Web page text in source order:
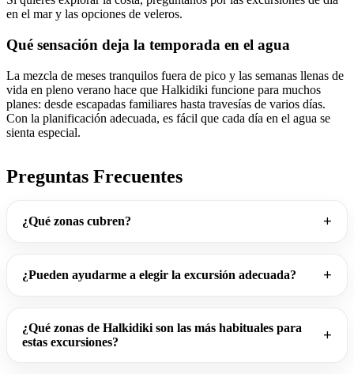
en el mar y las opciones de veleros.
Qué sensación deja la temporada en el agua
La mezcla de meses tranquilos fuera de pico y las semanas llenas de
vida en pleno verano hace que Halkidiki funcione para muchos
planes: desde escapadas familiares hasta travesías de varios días.
Con la planificación adecuada, es fácil que cada día en el agua se
sienta especial.
Preguntas Frecuentes
¿Qué zonas cubren?
¿Pueden ayudarme a elegir la excursión adecuada?
¿Qué zonas de Halkidiki son las más habituales para
estas excursiones?